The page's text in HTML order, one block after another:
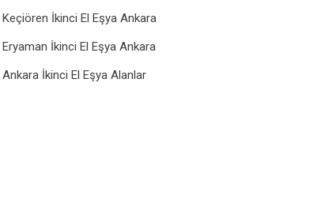
Keçiören İkinci El Eşya Ankara
Eryaman İkinci El Eşya Ankara
Ankara İkinci El Eşya Alanlar